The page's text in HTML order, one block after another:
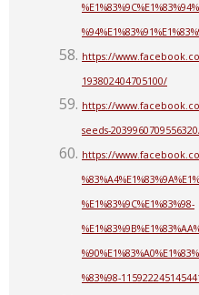
https://
193802404705100/
https://
seeds-
https://
%E1%83%9C%E1%83%98-
%83%98-